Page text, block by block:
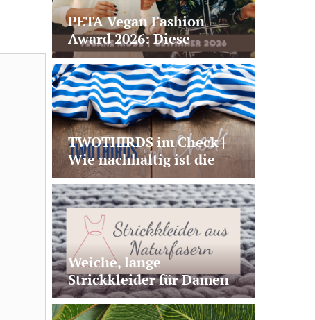
PETA Vegan Fashion
Award 2026: Diese
Materialien + Marken
prägen die Zukunft der
veganen Mode
TWOTHIRDS im Check |
Wie nachhaltig ist die
Modemarke wirklich?
Weiche, lange
Strickkleider für Damen
aus Naturmaterialien